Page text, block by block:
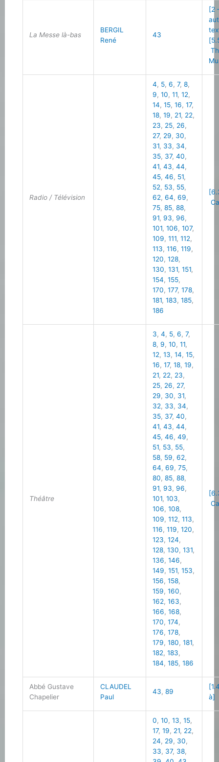
La Messe là-bas
BERGIL
René
43
[2
Radio / Télévision
4, 5,6,7,8,
9,10,11,12,
14,15,16,17,
18,19, 21, 22,
23, 25, 26,
27, 29, 30,
31, 33, 34,
35, 37,40,
41,43,44,
45,46, 51,
52, 53, 55,
62,64,69,
75,85,88,
91, 93, 96,
101,106,107,
109,111,112,
113,116,119,
120,128,
130,131,151,
154,155,
170,177,178,
181,183,185,
186
Théâtre
3,4, 5,6,7,
8, 9,10,11,
12,13,14,15,
16,17,18,19,
21, 22, 23,
25, 26, 27,
29, 30, 31,
32, 33, 34,
35, 37,40,
41,43,44,
45,46,49,
51, 53, 55,
58, 59,62,
64,69,75,
80,85,88,
91, 93, 96,
101,103,
106,108,
109,112,113,
116,119,120,
123,124,
128,130,131,
136,146,
149,151,153,
156,158,
159,160,
162,163,
166,168,
170,174,
176,178,
179,180,181,
182,183,
184,185,186
Abbé Gustave
Chapelier
CLAUDEL
Paul
43,89
à]
0,10,13,15,
17,19, 21, 22,
24, 29, 30,
33, 37, 38,